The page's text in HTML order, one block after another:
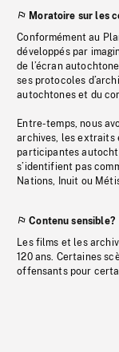
Moratoire sur les
Conformément au
développés par
de l’écran
ses protocoles
autochtones et du
Entre-temps, nous
archives, les extraits
participantes
s’identifient pas
Nations, Inuit ou
Contenu sensible?
Les films et les
120 ans. Certaines
offensants pour